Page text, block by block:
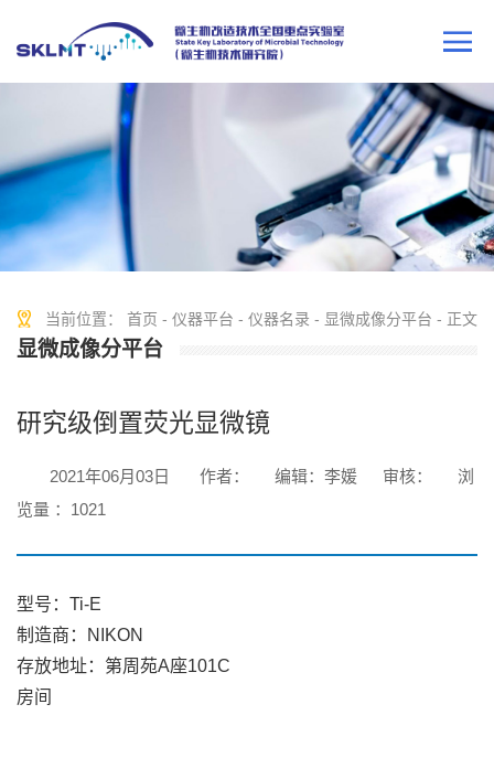
当前位置： 首页 - 仪器平台 - 仪器名录 - 显微成像分平台 - 正文
显微成像分平台
研究级倒置荧光显微镜
2021年06月03日 作者： 编辑：李媛 审核：
浏
览量 ： 1021
型号：Ti-E
制造商：NIKON
存放地址：第周苑A座101C
房间